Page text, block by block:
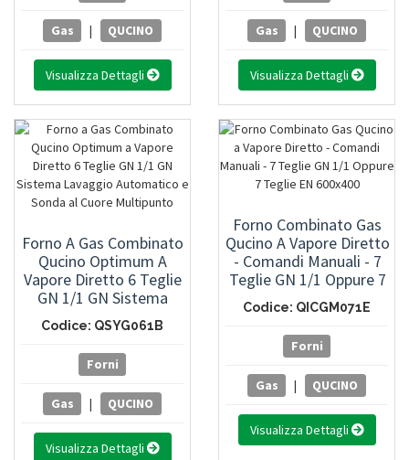
Gas | QUCINO
Visualizza Dettagli
Gas | QUCINO
Visualizza Dettagli
Forno A Gas Combinato
Qucino Optimum A
Vapore Diretto 6 Teglie
GN 1/1 GN Sistema
Lavaggio Automatico E
Sonda Al Cuore
Multipunto
Codice: QSYG061B
Forni
Gas | QUCINO
Visualizza Dettagli
Forno Combinato Gas
Qucino A Vapore Diretto
- Comandi Manuali - 7
Teglie GN 1/1 Oppure 7
Teglie EN 600x400
Codice: QICGM071E
Forni
Gas | QUCINO
Visualizza Dettagli